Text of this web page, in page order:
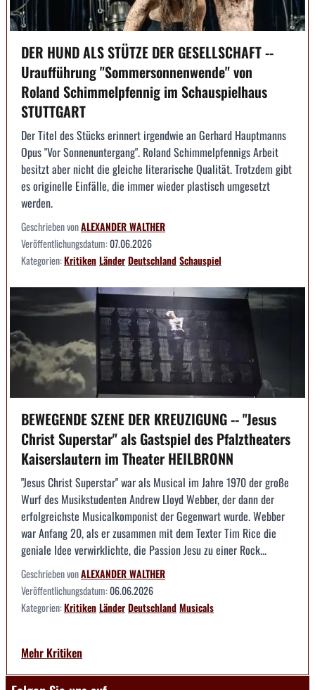
DER HUND ALS STÜTZE DER GESELLSCHAFT --
Uraufführung "Sommersonnenwende" von
Roland Schimmelpfennig im Schauspielhaus
STUTTGART
Der Titel des Stücks erinnert irgendwie an Gerhard Hauptmanns
Opus "Vor Sonnenuntergang". Roland Schimmelpfennigs Arbeit
besitzt aber nicht die gleiche literarische Qualität. Trotzdem gibt
es originelle Einfälle, die immer wieder plastisch umgesetzt
werden.
Geschrieben vonALEXANDER WALTHER
Veröffentlichungsdatum:07.06.2026
Kategorien:KritikenLänderDeutschlandSchauspiel
BEWEGENDE SZENE DER KREUZIGUNG -- "Jesus
Christ Superstar" als Gastspiel des Pfalztheaters
Kaiserslautern im Theater HEILBRONN
"Jesus Christ Superstar" war als Musical im Jahre 1970 der große
Wurf des Musikstudenten Andrew Lloyd Webber, der dann der
erfolgreichste Musicalkomponist der Gegenwart wurde. Webber
war Anfang 20, als er zusammen mit dem Texter Tim Rice die
geniale Idee verwirklichte, die Passion Jesu zu einer Rock...
Geschrieben vonALEXANDER WALTHER
Veröffentlichungsdatum:06.06.2026
Kategorien:KritikenLänderDeutschlandMusicals
Mehr Kritiken